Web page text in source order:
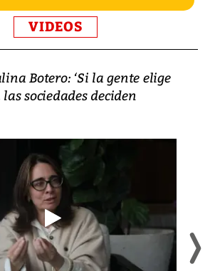
VIDEOS
Botero: ‘Si la gente elige
sociedades deciden